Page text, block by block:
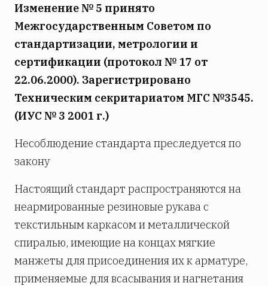
Изменение № 5 принято
Межгосударственным Советом по
стандартизации, метрологии и
сертификации (протокол № 17 от
22.06.2000). Зарегистрировано
Техническим секритариатом МГС №3545.
(ИУС № 3 2001 г.)
Несоблюдение стандарта преследуется по
закону
Настоящий стандарт распространяются на
неармированные резиновые рукава с
текстильным каркасом и металлической
спиралью, имеющие на концах мягкие
манжеты для присоединения их к арматуре,
применяемые для всасывания и нагнетания